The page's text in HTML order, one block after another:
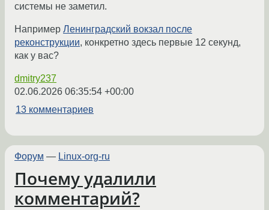
системы не заметил.
Например Ленинградский вокзал после
реконструкции, конкретно здесь первые 12 секунд,
как у вас?
dmitry237
02.06.2026 06:35:54 +00:00
13 комментариев
Форум — Linux-org-ru
Почему удалили
комментарий?